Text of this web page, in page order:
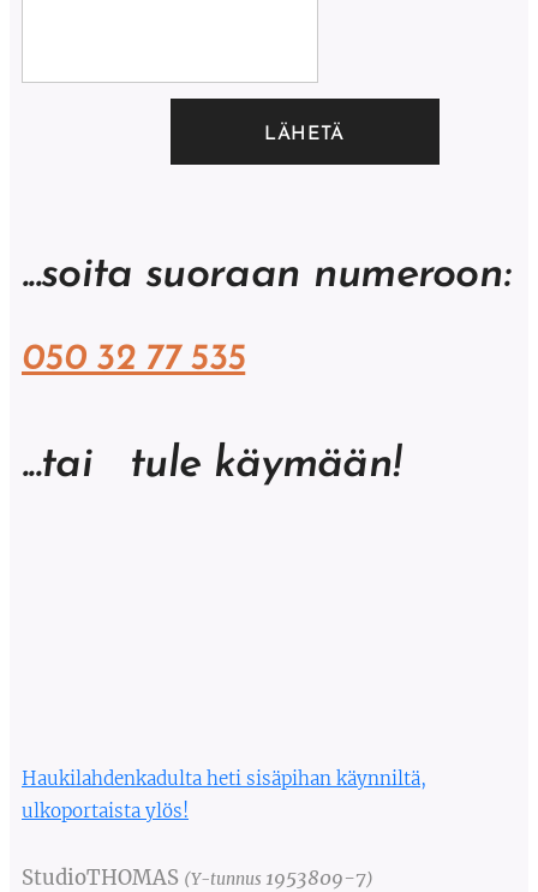
LÄHETÄ
...soita suoraan numeroon:
050 32 77 535
...tai tule käymään!
Haukilahdenkadulta heti sisäpihan käynniltä,
ulkoportaista ylös!
StudioTHOMAS (Y-tunnus 1953809-7)